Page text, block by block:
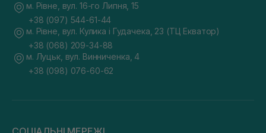
м. Рівне, вул. 16-го Липня, 15
+38 (097) 544-61-44
м. Рівне, вул. Кулика і Гудачека, 23 (ТЦ Екватор)
+38 (068) 209-34-88
м. Луцьк, вул. Винниченка, 4
+38 (098) 076-60-62